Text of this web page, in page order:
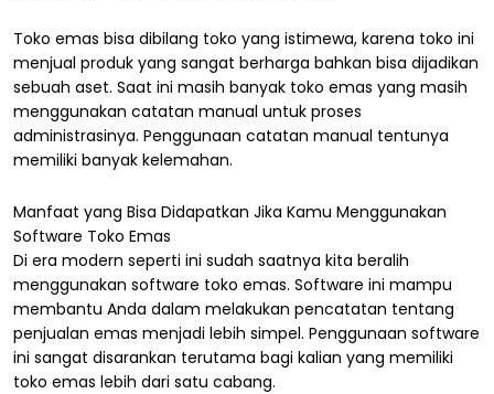
Toko emas bisa dibilang toko yang istimewa, karena toko ini
menjual produk yang sangat berharga bahkan bisa dijadikan
sebuah aset. Saat ini masih banyak toko emas yang masih
menggunakan catatan manual untuk proses
administrasinya. Penggunaan catatan manual tentunya
memiliki banyak kelemahan.
Manfaat yang Bisa Didapatkan Jika Kamu Menggunakan
Software Toko Emas
Di era modern seperti ini sudah saatnya kita beralih
menggunakan software toko emas. Software ini mampu
membantu Anda dalam melakukan pencatatan tentang
penjualan emas menjadi lebih simpel. Penggunaan software
ini sangat disarankan terutama bagi kalian yang memiliki
toko emas lebih dari satu cabang.